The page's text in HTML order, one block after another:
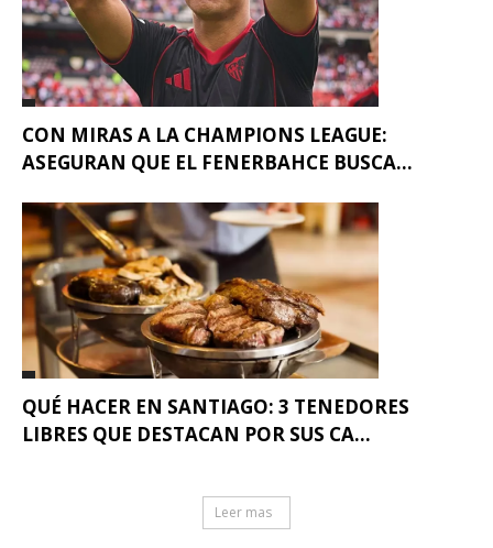
CON MIRAS A LA CHAMPIONS LEAGUE:
ASEGURAN QUE EL FENERBAHCE BUSCA...
QUÉ HACER EN SANTIAGO: 3 TENEDORES
LIBRES QUE DESTACAN POR SUS CA...
Leer mas